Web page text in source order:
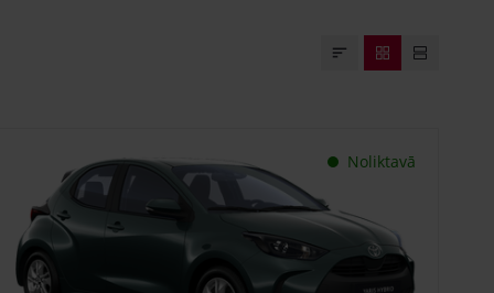
Noliktavā